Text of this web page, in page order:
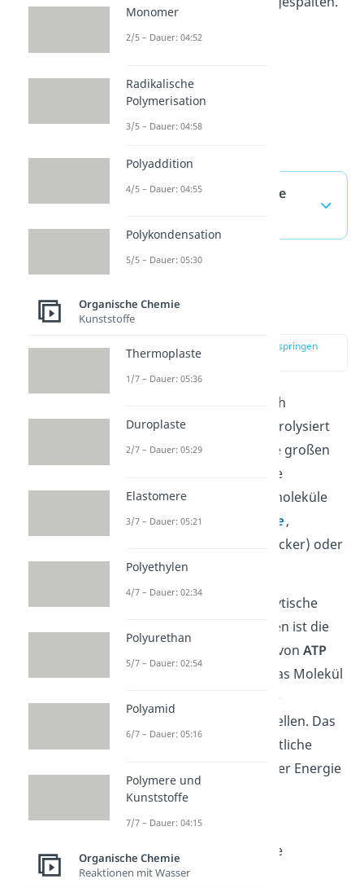
Hydrolyse — häufigste
Biomolekülen
zur Stelle im Video springen
(03:00)
Biomoleküle können durch
verschiedene Enzyme hydrolysiert
werden. Dabei werden die großen
Moleküle in ihre Bausteine
Monomere
) zerlegt. Biomoleküle
sind zum Beispiel
Proteine,
(Zweifachzucker) oder
Fette.
Eine sehr wichtige hydrolytische
Reaktion für uns Menschen ist die
enzymatische Hydrolyse
vonATP
(Adenosintriphosphat). Das Molekül
ist nämlich der universelle
Energieträger in deinen Zellen. Das
bedeutet, dass es für sämtliche
Vorgänge in deinem Körper Energie
zur Verfügung stellt.
Das funktioniert, indem
hydrolytische Enzyme eine
Phosphatgruppe vom
Monomer
2/5 – Dauer: 04:52
Radikalische
Polymerisation
3/5 – Dauer: 04:58
Polyaddition
4/5 – Dauer: 04:55
Polykondensation
5/5 – Dauer: 05:30
Organische Chemie
Kunststoffe
Thermoplaste
1/7 – Dauer: 05:36
Duroplaste
2/7 – Dauer: 05:29
Elastomere
3/7 – Dauer: 05:21
Polyethylen
4/7 – Dauer: 02:34
Polyurethan
5/7 – Dauer: 02:54
Polyamid
6/7 – Dauer: 05:16
Polymere und
Kunststoffe
7/7 – Dauer: 04:15
Organische Chemie
Reaktionen mit Wasser